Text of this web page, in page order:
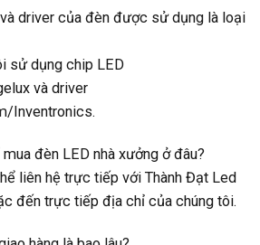
driver của đèn được sử dụng là loại
sử dụng chip LED
và driver
Inventronics.
đèn LED nhà xưởng ở đâu?
liên hệ trực tiếp với Thành Đạt Led
đến trực tiếp địa chỉ của chúng tôi.